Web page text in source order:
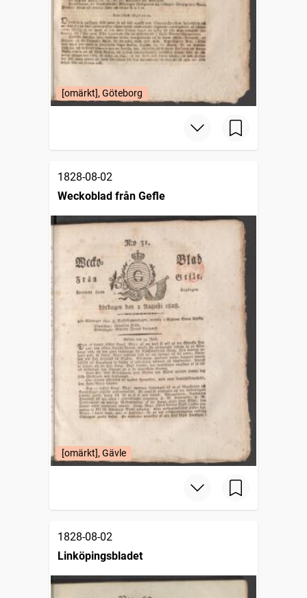
[omärkt], Göteborg
1828-08-02
Weckoblad från Gefle
[omärkt], Gävle
1828-08-02
Linköpingsbladet